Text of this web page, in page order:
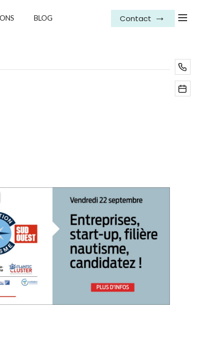
BLOG Contact